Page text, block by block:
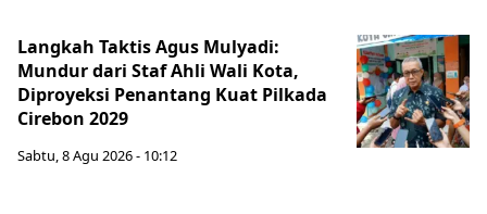
Langkah Taktis Agus Mulyadi:
Mundur dari Staf Ahli Wali Kota,
Diproyeksi Penantang Kuat Pilkada
Cirebon 2029
Sabtu, 8 Agu 2026 - 10:12